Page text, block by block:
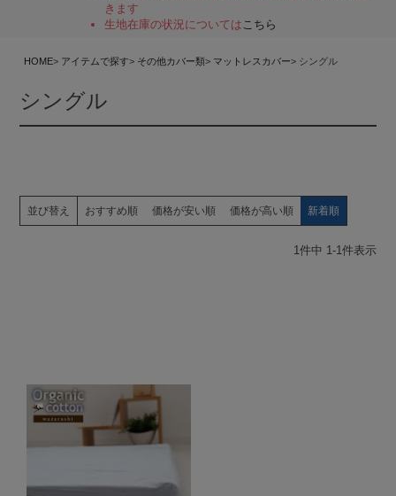
きます
生地在庫の状況についてはこちら
HOME アイテムで探す その他カバー類 マットレスカバー シングル
シングル
並び替え おすすめ順 価格が安い順 価格が高い順 新着順
1件中 1-1件表示